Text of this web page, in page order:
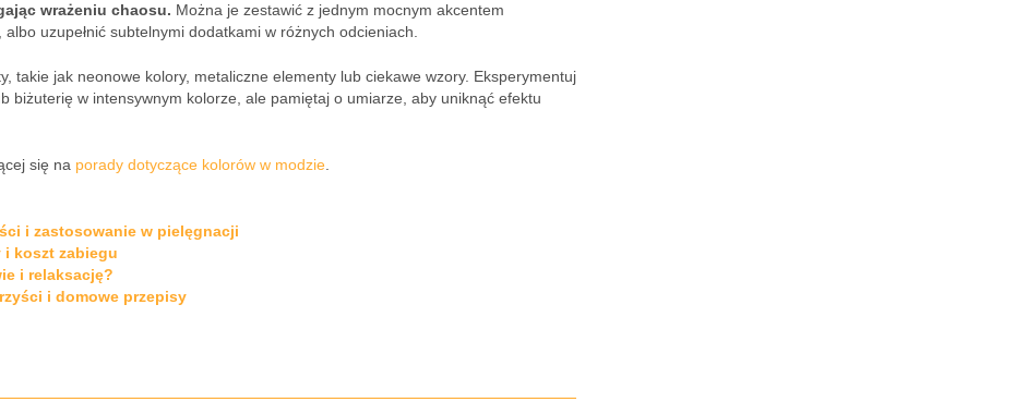
wrażeniu chaosu. Można je zestawić z jednym mocnym akcentem
uzupełnić subtelnymi dodatkami w różnych odcieniach.
takie jak neonowe kolory, metaliczne elementy lub ciekawe wzory. Eksperymentuj
biżuterię w intensywnym kolorze, ale pamiętaj o umiarze, aby uniknąć efektu
się na porady dotyczące kolorów w modzie
i zastosowanie w pielęgnacji
i koszt zabiegu
i relaksację?
i domowe przepisy